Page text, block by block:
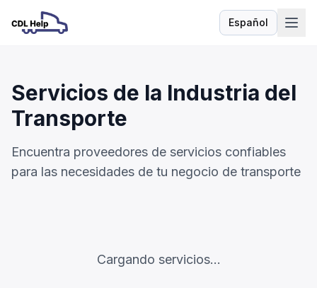
Español
Idioma
Servicios de la Industria del
Transporte
Encuentra proveedores de servicios confiables
para las necesidades de tu negocio de transporte
Cargando servicios...